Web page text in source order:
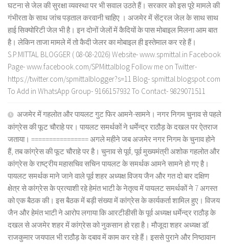
घटना से जेल की सुरक्षा व्यवस्था पर भी सवाल उठते हैं। सरकार को इस पूरे मामले की
गंभीरता के साथ जांच पड़ताल करवानी चाहिए । अजमेर में सेंट्रल जेल के साथ साथ
हाई सिक्योरिटी जेल भी है। इन दोनों जेलों में कैदियों के पास मोबाइल मिलना आम बात
है। लेकिन ताजा मामले में तो कैदी जेलर का मोबाइल ही इस्तेमाल कर रहे हैं।
S.P.MITTAL BLOGGER ( 08-08-2026) Website- www.spmittal.in Facebook
Page- www.facebook.com/SPMittalblog Follow me on Twitter-
https://twitter.com/spmittalblogger?s=11 Blog- spmittal.blogspot.com
To Add in WhatsApp Group- 9166157932 To Contact- 9829071511
अजमेर में गहलोत और पायलट गुट फिर आमने-सामने। नगर निगम चुनाव से पहले
कांग्रेस की फूट चौराहे पर। पायलट समर्थकों ने धर्मेन्द्र राठौड़ के दखल पर ऐतराज
जताया। ================ अगले महीने जब अजमेर नगर निगम के चुनाव होने
हैं, तब कांग्रेस की फूट चौराहे पर है। चुनाव से पूर्व, पूर्व मुख्यमंत्री अशोक गहलोत और
कांग्रेस के राष्ट्रीय महासचिव सचिन पायलट के समर्थक आमने सामने हो गए है।
पायलट समर्थक माने जाने वाले पूर्व शहर अध्यक्ष विजय जैन और गत दो बार दक्षिण
क्षेत्र से कांग्रेस के प्रत्याशी रहे हेमंत भाटी के नेतृत्व में पायलट समर्थकों ने 7 अगस्त
को एक बैठक की। इस बैठक में बड़ी संख्या में कांग्रेस के कार्यकर्ता शामिल हुए। विजय
जैन और हेमंत भाटी ने आरोप लगाया कि आरटीडीसी के पूर्व अध्यक्ष धर्मेन्द्र राठौड़ के
दखल से अजमेर शहर में कांग्रेस को नुकसान हो रहा है। मौजूदा शहर अध्यक्ष डॉ.
राजकुमार जयपाल भी राठौड़ के दबाव में काम कर रहे हैं। इससे पुराने और निष्ठावान